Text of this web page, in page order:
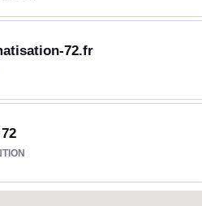
72.fr